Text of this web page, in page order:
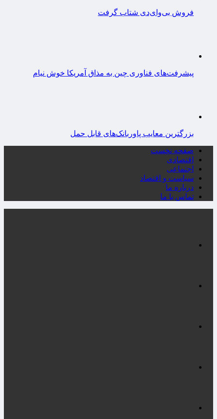
فروش بی‌وای‌دی شتاب گرفت
پیشرفت‌های فناوری چین به مذاق آمریکا خوش نیام
بزرگترین معایب پاوربانک‌های قابل حمل
صفحه نخست
اقتصادی
اجتماعی
سیاست و اقتصاد
درباره ما
تماس با ما